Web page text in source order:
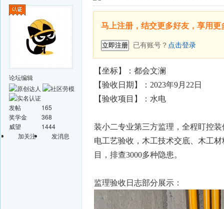
论坛编辑
发帖
165
奖学金
368
威望
1444
加关注
发消息
马上注册，结交更多好友，享用
立即注册 已有账号？ 点击登录
【坐标】：都会文澜
【验收日期】：2023年9月22 日
【验收项目】：水电
装小二专业第三方监理，全程盯控
电工艺验收，木工技术交底、木工
目，排查3000多种隐患。
监理验收日志部分展示：